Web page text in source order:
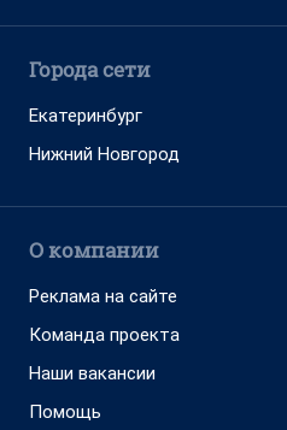
Города сети
Екатеринбург
Нижний Новгород
О компании
Реклама на сайте
Команда проекта
Наши вакансии
Помощь